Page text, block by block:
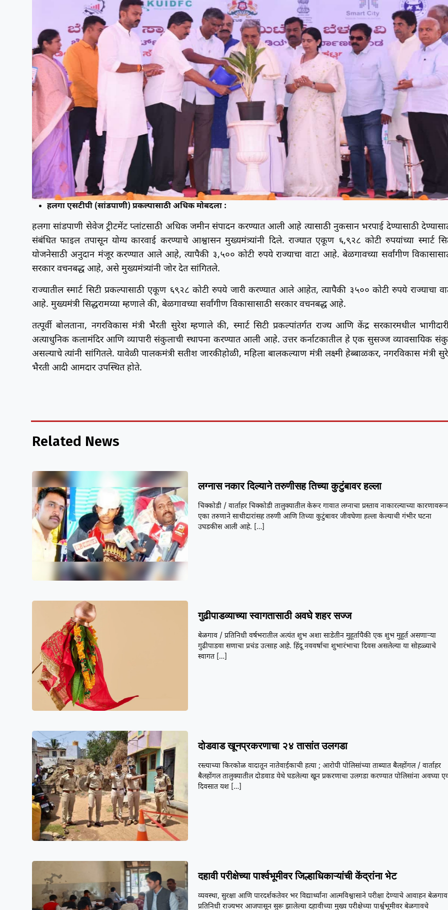
हलगा एसटीपी (सांडपाणी) प्रकल्पासाठी अधिक मोबदला :
हलगा सांडपाणी सेवेज ट्रीटमेंट प्लांटसाठी अधिक जमीन संपादन करण्यात आली आहे त्यासाठी नुकसान भरपाई देण्यासाठी
संबंधित फाइल तपासून योग्य कारवाई करण्याचे आश्वासन मुख्यमंत्र्यांनी दिले. राज्यात एकूण ६,९२८ कोटी रुपयांच्या स्मार्ट
योजनेसाठी अनुदान मंजूर करण्यात आले आहे, त्यापैकी ३,५०० कोटी रुपये राज्याचा वाटा आहे. बेळगावच्या सर्वांगीण
सरकार वचनबद्ध आहे, असे मुख्यमंत्र्यांनी जोर देत सांगितले.
राज्यातील स्मार्ट सिटी प्रकल्पासाठी एकूण ६९२८ कोटी रुपये जारी करण्यात आले आहेत, त्यापैकी ३५०० कोटी रुपये राज्याचा
आहे. मुख्यमंत्री सिद्धरामय्या म्हणाले की, बेळगावच्या सर्वांगीण विकासासाठी सरकार वचनबद्ध आहे.
तत्पूर्वी बोलताना, नगरविकास मंत्री भैरती सुरेश म्हणाले की, स्मार्ट सिटी प्रकल्पांतर्गत राज्य आणि केंद्र सरकारमधील
अत्याधुनिक कलामंदिर आणि व्यापारी संकुलाची स्थापना करण्यात आली आहे. उत्तर कर्नाटकातील हे एक सुसज्ज व्यावसायिक
असल्याचे त्यांनी सांगितले. यावेळी पालकमंत्री सतीश जारकीहोळी, महिला बालकल्याण मंत्री लक्ष्मी हेब्बाळकर, नगरविकास मंत्री
भैरती आदी आमदार उपस्थित होते.
Related News
लग्नास नकार दिल्याने तरुणीसह तिच्या कुटुंबावर हल्ला
चिक्कोडी / वार्ताहर चिक्कोडी तालुक्यातील केरूर गावात लग्नाचा प्रस्ताव नाकारल्याच्या कारणावरून
एका तरुणाने साथीदारांसह तरुणी आणि तिच्या कुटुंबावर जीवघेणा हल्ला केल्याची गंभीर घटना
उघडकीस आली आहे. […]
गुढीपाडव्याच्या स्वागतासाठी अवघे शहर सज्ज
बेळगाव / प्रतिनिधी वर्षभरातील अत्यंत शुभ अशा साडेतीन मुहूर्तापैकी एक शुभ मुहूर्त असणाऱ्या
गुढीपाडवा सणाचा प्रचंड उत्साह आहे. हिंदू नववर्षाचा शुभारंभाचा दिवस असलेल्या या सोहळ्याचे
स्वागत[…]
दोडवाड खूनप्रकरणाचा २४ तासांत उलगडा
रस्त्याच्या किरकोळ वादातून नातेवाईकाची हत्या ; आरोपी पोलिसांच्या ताब्यात बैलहोंगल / वार्ताहर
बैलहोंगल तालुक्यातील दोडवाड येथे घडलेल्या खून प्रकरणाचा उलगडा करण्यात पोलिसांना अवघ्या
दिवसात यश […]
दहावी परीक्षेच्या पार्श्वभूमीवर जिल्हाधिकाऱ्यांची केंद्रांना भेट
व्यवस्था, सुरक्षा आणि पारदर्शकतेवर भर विद्यार्थ्यांना आत्मविश्वासाने परीक्षा देण्याचे आवाहन
प्रतिनिधी राज्यभर आजपासून सुरू झालेल्या दहावीच्या मुख्य परीक्षेच्या पार्श्वभूमीवर बेळगावचे